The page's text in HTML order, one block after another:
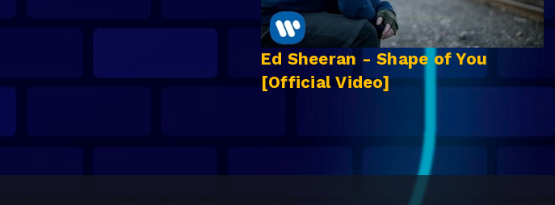
Ed Sheeran - Shape of You
[Official Video]